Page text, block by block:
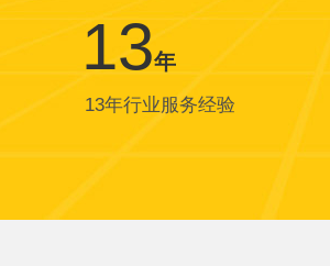
13年
13年行业服务经验